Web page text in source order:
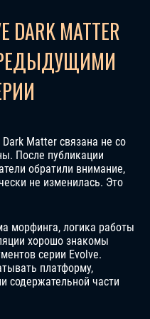
DARK MATTER
Dark Matter связана не со
После публикации
обратили внимание,
не изменилась. Это
морфинга, логика работы
хорошо знакомы
серии Evolve.
платформу,
содержательной части